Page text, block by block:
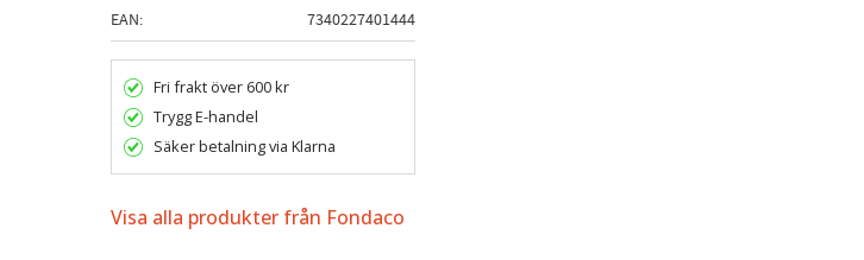
EAN
7340227401444
Fri frakt över 600 kr
Trygg E-handel
Säker betalning via Klarna
Visa alla produkter från Fondaco